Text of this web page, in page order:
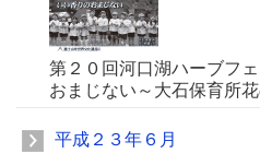
第２０回河口湖ハーブフ
おまじない～大石保育所
平成２３年６月